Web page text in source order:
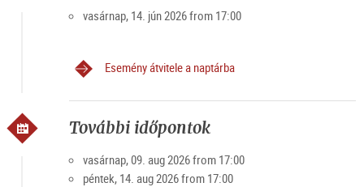
vasárnap, 14. jún 2026 from 17:00
Esemény átvitele a naptárba
További időpontok
vasárnap, 09. aug 2026 from 17:00
péntek, 14. aug 2026 from 17:00